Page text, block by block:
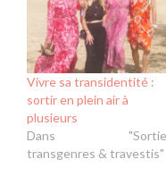
Vivre sa transidentité :
sortir en plein air à
plusieurs
Dans
transgenres & travestis"